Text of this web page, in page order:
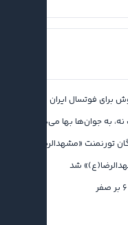
برای فوتسال ایران
به جوان‌ها بها می‌دهم
تورنمنت «مشهدالرضا(ع)»
شد